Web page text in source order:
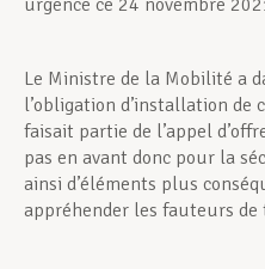
urgence ce 24 novembre
Le Ministre de la Mobilité a
l’obligation d’installation de
faisait partie de l’appel
pas en avant donc pour la
ainsi d’éléments plus
appréhender les fauteurs de